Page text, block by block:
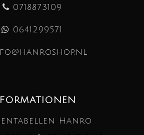
0718873109
0641299571
Hanro